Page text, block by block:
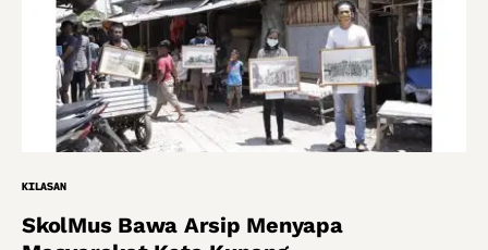
KILASAN
SkolMus Bawa Arsip Menyapa